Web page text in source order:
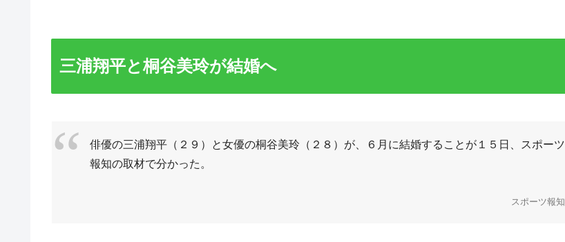
三浦翔平と桐谷美玲が結婚へ
俳優の三浦翔平（２９）と女優の桐谷美玲（２８）が、６月に結婚することが１５日、スポーツ
報知の取材で分かった。
スポーツ報知